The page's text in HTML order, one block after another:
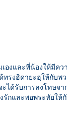
งและพี่น้องให้มีคว
ทรงฮิดายะฮฺให้กับ
ได้รับการลงโทษจ
รักและพอพระทัยใ